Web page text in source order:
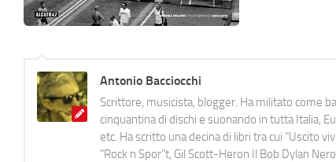
Antonio Bacciocchi
Scrittore, musicista, blogger. Ha militato come
cinquantina di dischi e suonando in tutta Italia,
etc. Ha scritto una decina di libri tra cui "Uscito
"Rock n Spor"t, Gil Scott-Heron Il Bob Dylan